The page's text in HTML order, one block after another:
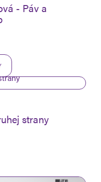
- Páv a
strany